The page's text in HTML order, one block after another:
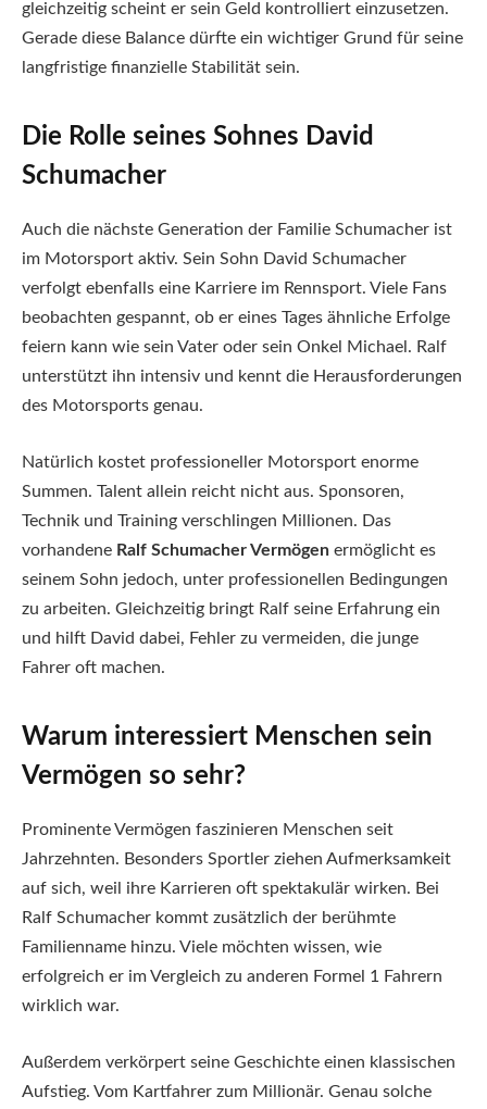
gleichzeitig scheint er sein Geld kontrolliert einzusetzen.
Gerade diese Balance dürfte ein wichtiger Grund für seine
langfristige finanzielle Stabilität sein.
Die Rolle seines Sohnes David
Schumacher
Auch die nächste Generation der Familie Schumacher ist
im Motorsport aktiv. Sein Sohn David Schumacher
verfolgt ebenfalls eine Karriere im Rennsport. Viele Fans
beobachten gespannt, ob er eines Tages ähnliche Erfolge
feiern kann wie sein Vater oder sein Onkel Michael. Ralf
unterstützt ihn intensiv und kennt die Herausforderungen
des Motorsports genau.
Natürlich kostet professioneller Motorsport enorme
Summen. Talent allein reicht nicht aus. Sponsoren,
Technik und Training verschlingen Millionen. Das
vorhandene Ralf Schumacher Vermögen ermöglicht es
seinem Sohn jedoch, unter professionellen Bedingungen
zu arbeiten. Gleichzeitig bringt Ralf seine Erfahrung ein
und hilft David dabei, Fehler zu vermeiden, die junge
Fahrer oft machen.
Warum interessiert Menschen sein
Vermögen so sehr?
Prominente Vermögen faszinieren Menschen seit
Jahrzehnten. Besonders Sportler ziehen Aufmerksamkeit
auf sich, weil ihre Karrieren oft spektakulär wirken. Bei
Ralf Schumacher kommt zusätzlich der berühmte
Familienname hinzu. Viele möchten wissen, wie
erfolgreich er im Vergleich zu anderen Formel 1 Fahrern
wirklich war.
Außerdem verkörpert seine Geschichte einen klassischen
Aufstieg. Vom Kartfahrer zum Millionär. Genau solche